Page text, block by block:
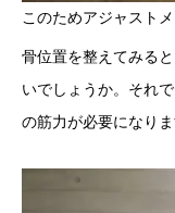
このためアジャスト
骨位置を整えてみる
いでしょうか。それ
の筋力が必要になりま